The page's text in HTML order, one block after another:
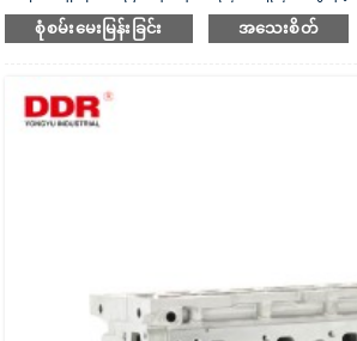
သည်။ ဆလင်ဒါခေါင်းသည် ISO16949 စစ်မှန်ကြောင်း
“အလုံပိတ် ဆလင်ဒါခေါင်း”၊ “ဆလင်ဒါခေါင်း၏ ရှည်လျာ
စုံစမ်းမေးမြန်းခြင်း အသေးစိတ်